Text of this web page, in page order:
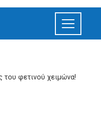
του φετινού χειμώνα!